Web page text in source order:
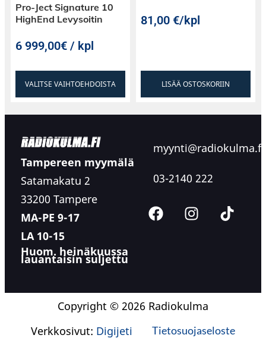
Pro-Ject Signature 10
HighEnd Levysoitin
6 999,00€ / kpl
VALITSE VAIHTOEHDOISTA
81,00€/kpl
LISÄÄ OSTOSKORIIN
Tampereen myymälä
Satamakatu 2
33200 Tampere
MA-PE 9-17
LA 10-15
Huom. heinäkuussa
lauantaisin suljettu
myynti@radiokulma.fi
03-2140 222
Copyright © 2026 Radiokulma
Verkkosivut: Digijeti Tietosuojaseloste